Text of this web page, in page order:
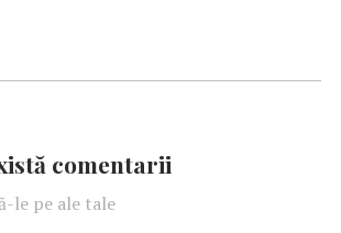
comentarii
le pe ale tale